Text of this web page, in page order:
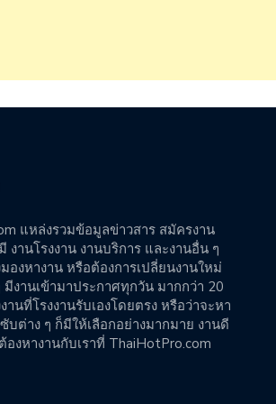
แหล่งรวมข้อมูลข่าวสาร สมัครงาน
งานโรงงาน งานบริการ และงานอื่น ๆ
องหางาน หรือต้องการเปลี่ยนงานใหม่
มีงานเข้ามาประกาศทุกวัน มากกว่า 20
านที่โรงงานรับเองโดยตรง หรือว่าจะหา
บต่าง ๆ ก็มีให้เลือกอย่างมากมาย งานดี
องหางานกับเราที่ ThaiHotPro.com